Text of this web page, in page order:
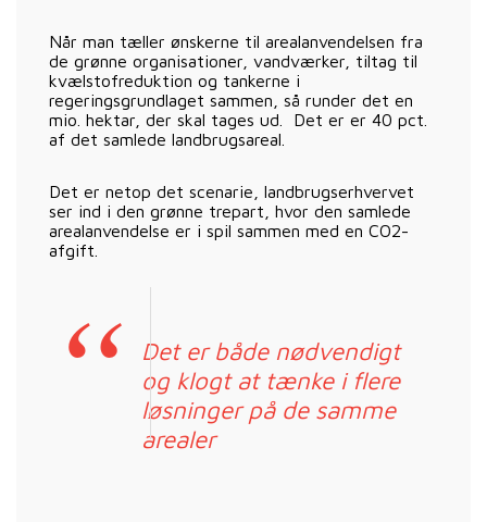
Når man tæller ønskerne til arealanvendelsen fra
de grønne organisationer, vandværker, tiltag til
kvælstofreduktion og tankerne i
regeringsgrundlaget sammen, så runder det en
mio. hektar, der skal tages ud. Det er er 40 pct.
af det samlede landbrugsareal.
Det er netop det scenarie, landbrugserhvervet
ser ind i den grønne trepart, hvor den samlede
arealanvendelse er i spil sammen med en CO2-
afgift.
Det er både nødvendigt
og klogt at tænke i flere
løsninger på de samme
arealer